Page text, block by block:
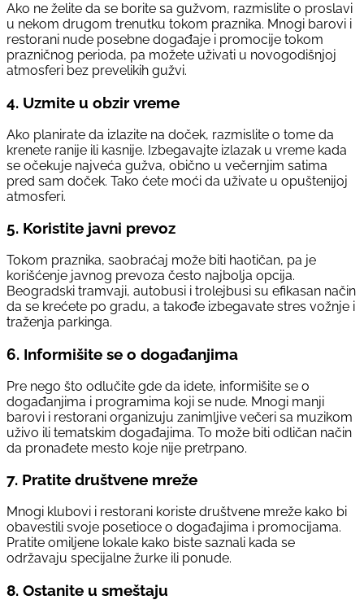
Ako ne želite da se borite sa gužvom, razmislite o proslavi
u nekom drugom trenutku tokom praznika. Mnogi barovi i
restorani nude posebne događaje i promocije tokom
prazničnog perioda, pa možete uživati u novogodišnjoj
atmosferi bez prevelikih gužvi.
4. Uzmite u obzir vreme
Ako planirate da izlazite na doček, razmislite o tome da
krenete ranije ili kasnije. Izbegavajte izlazak u vreme kada
se očekuje najveća gužva, obično u večernjim satima
pred sam doček. Tako ćete moći da uživate u opuštenijoj
atmosferi.
5. Koristite javni prevoz
Tokom praznika, saobraćaj može biti haotičan, pa je
korišćenje javnog prevoza često najbolja opcija.
Beogradski tramvaji, autobusi i trolejbusi su efikasan način
da se krećete po gradu, a takođe izbegavate stres vožnje i
traženja parkinga.
6. Informišite se o događanjima
Pre nego što odlučite gde da idete, informišite se o
događanjima i programima koji se nude. Mnogi manji
barovi i restorani organizuju zanimljive večeri sa muzikom
uživo ili tematskim događajima. To može biti odličan način
da pronađete mesto koje nije pretrpano.
7. Pratite društvene mreže
Mnogi klubovi i restorani koriste društvene mreže kako bi
obavestili svoje posetioce o događajima i promocijama.
Pratite omiljene lokale kako biste saznali kada se
održavaju specijalne žurke ili ponude.
8. Ostanite u smeštaju